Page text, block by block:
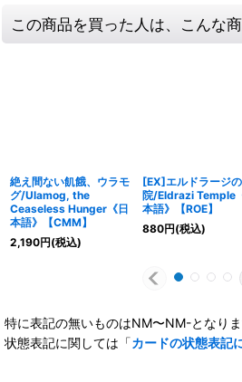
この商品を買った人は、こんな
絶え間ない飢餓、ウラモ
グ/Ulamog, the
Ceaseless Hunger《日
本語》【CMM】
2,190円(税込)
[EX]エルドラージ
院/Eldrazi Temple
本語》【ROE】
880円(税込)
特に表記の無いものはNM〜NM-となりま
状態表記に関しては「カードの状態表記